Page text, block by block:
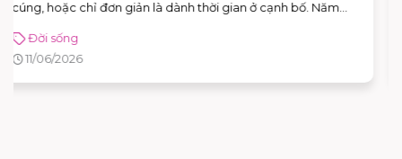
đang tiêu dùng và đang tác động lên môi trường xung
đến hành động vì khí hậu, với sự kiện toàn cầu được tổ chức
Đời sống
02/06/2026